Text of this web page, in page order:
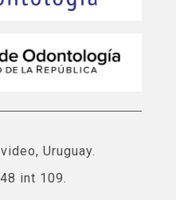
Uruguay.
int 109.